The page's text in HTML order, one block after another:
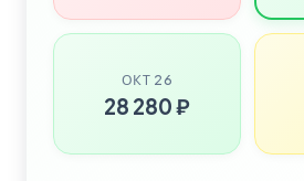
ОКТ 26
28 280 ₽